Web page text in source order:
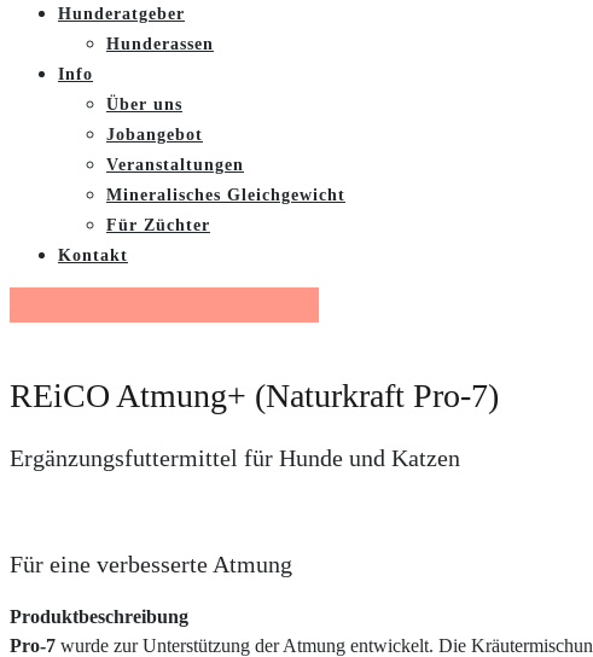
Hunderatgeber
Hunderassen
Info
Über uns
Jobangebot
Veranstaltungen
Mineralisches Gleichgewicht
Für Züchter
Kontakt
REiCO Atmung+ (Naturkraft Pro-7)
Ergänzungsfuttermittel für Hunde und Katzen
Für eine verbesserte Atmung
Produktbeschreibung
Pro-7 wurde zur Unterstützung der Atmung entwickelt. Die